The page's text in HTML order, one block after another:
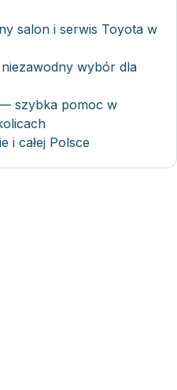
salon i serwis Toyota w
wybór dla
szybka pomoc w
i całej Polsce